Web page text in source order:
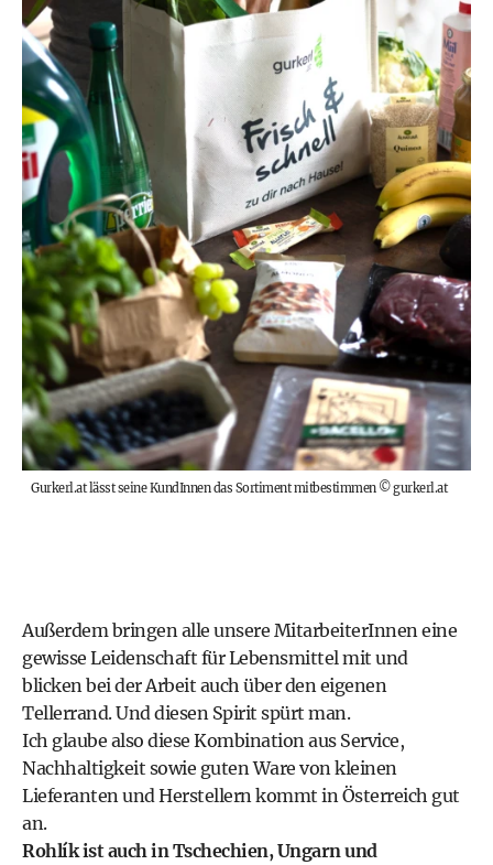
Gurkerl.at lässt seine KundInnen das Sortiment mitbestimmen©gurkerl.at
Außerdem bringen alle unsere MitarbeiterInnen eine
gewisse Leidenschaft für Lebensmittel mit und
blicken bei der Arbeit auch über den eigenen
Tellerrand. Und diesen Spirit spürt man.
Ich glaube also diese Kombination aus Service,
Nachhaltigkeit sowie guten Ware von kleinen
Lieferanten und Herstellern kommt in Österreich gut
an.
Rohlík ist auch in Tschechien, Ungarn und